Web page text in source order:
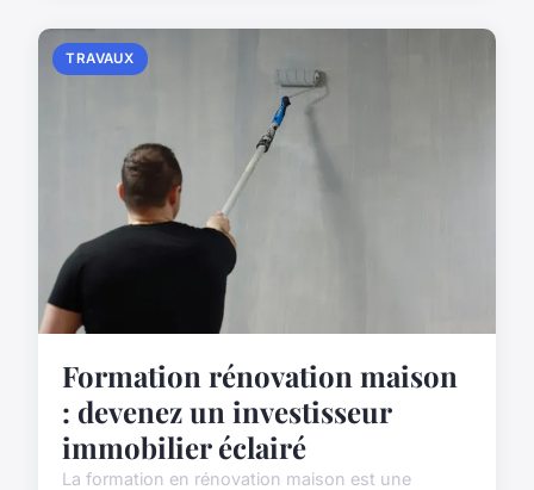
TRAVAUX
Formation rénovation maison
: devenez un investisseur
immobilier éclairé
La formation en rénovation maison est une